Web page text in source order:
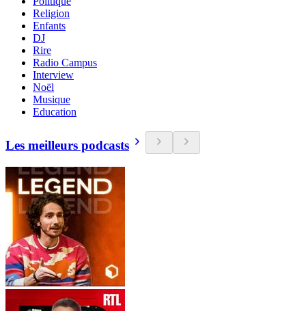
Religion
Enfants
DJ
Rire
Radio Campus
Interview
Noël
Musique
Education
Les meilleurs podcasts